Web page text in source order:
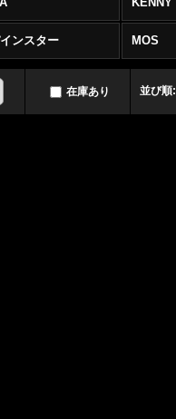
ンスター MOS
在庫あり 並び順: